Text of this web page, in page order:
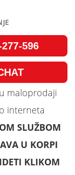
596
maloprodaji
interneta
SLUŽBOM
U KORPI
KLIKOM